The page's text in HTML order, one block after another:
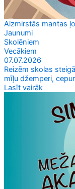
Aizmirstās mantas
Jaunumi
Skolēniem
Vecākiem
07.07.2026
Reizēm skolas
mīļu džemperi,
Lasīt vairāk